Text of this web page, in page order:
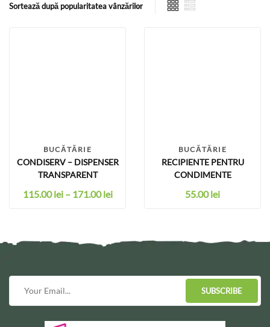
BUCĂTĂRIE
CONDISERV – DISPENSER
TRANSPARENT
115.00lei – 171.00lei
BUCĂTĂRIE
RECIPIENTE PENTRU
CONDIMENTE
55.00lei
SUBSCRIBE